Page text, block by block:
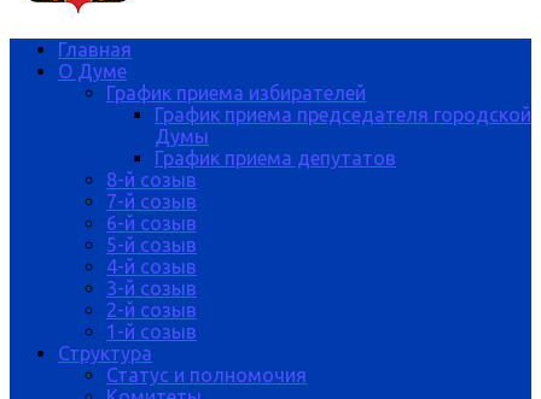
Главная
О Думе
График приема избирателей
График приема председателя городской
Думы
График приема депутатов
8-й созыв
7-й созыв
6-й созыв
5-й созыв
4-й созыв
3-й созыв
2-й созыв
1-й созыв
Структура
Статус и полномочия